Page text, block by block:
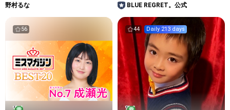
野村るな BLUE REGRET。公式
56 44 Daily 213 days